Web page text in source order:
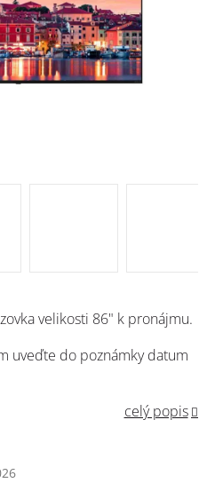
velikosti 86" k pronájmu.
uveďte do poznámky datum
celý popis